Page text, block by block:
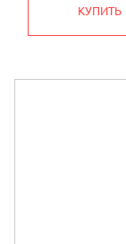
КУПИТЬ